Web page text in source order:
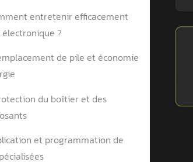
4.3. Innovations technologiques et
réduction de coûts
5. Solutions en cas de
5.1. Diagnostic professionnel et analyse
technique